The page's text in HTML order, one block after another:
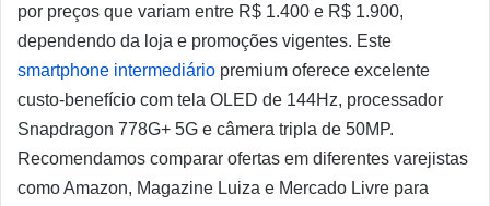
por preços que variam entre R$ 1.400 e R$ 1.900,
dependendo da loja e promoções vigentes. Este
smartphone intermediário premium oferece excelente
custo-benefício com tela OLED de 144Hz, processador
Snapdragon 778G+ 5G e câmera tripla de 50MP.
Recomendamos comparar ofertas em diferentes varejistas
como Amazon, Magazine Luiza e Mercado Livre para